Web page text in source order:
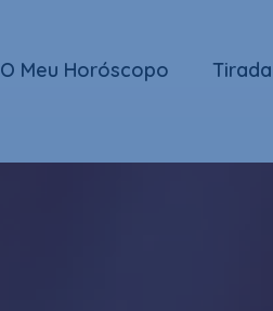
O Meu Horóscopo